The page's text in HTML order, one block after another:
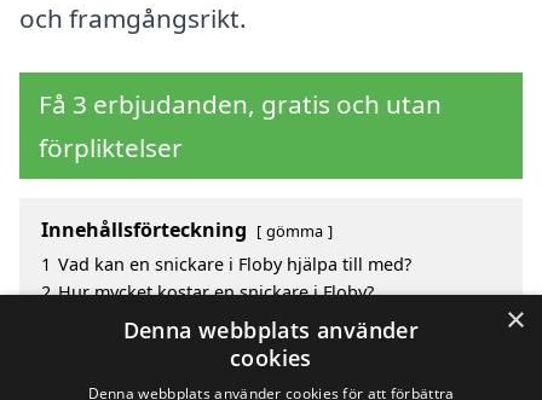
och framgångsrikt.
Få 3 erbjudanden, gratis och utan
förpliktelser
Innehållsförteckning gömma
1 Vad kan en snickare i Floby hjälpa till med?
2 Hur mycket kostar en snickare i Floby?
Fördelar med att välja snickare i Floby
Sök efter en skicklig snickare i de omgivande
×
Denna webbplats använder
cookies
Denna webbplats använder cookies för att förbättra